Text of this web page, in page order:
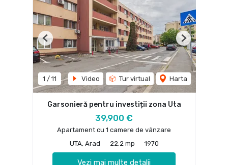
1 / 11 Video Tur virtual Harta
Previous Next
Garsonieră pentru investiții zona Uta
39,900 €
Apartament cu 1 camere de vânzare
UTA, Arad
22.2 mp 1970
Vezi mai multe detalii